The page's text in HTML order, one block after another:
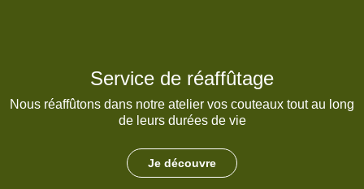
Service de réaffûtage
Nous réaffûtons dans notre atelier vos couteaux tout au long
de leurs durées de vie
Je découvre